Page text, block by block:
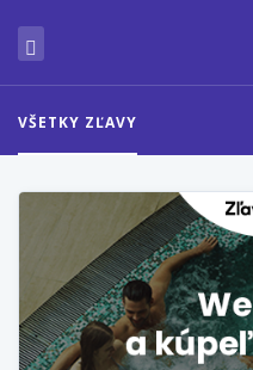
VŠETKY ZĽAVY